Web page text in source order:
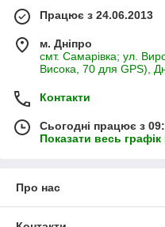
Працює з 24.06.2013
м. Дніпро
смт. Самарівка; ул.
Висока, 70 для GPS),
Контакти
Сьогодні працює з
Показати весь
Про нас